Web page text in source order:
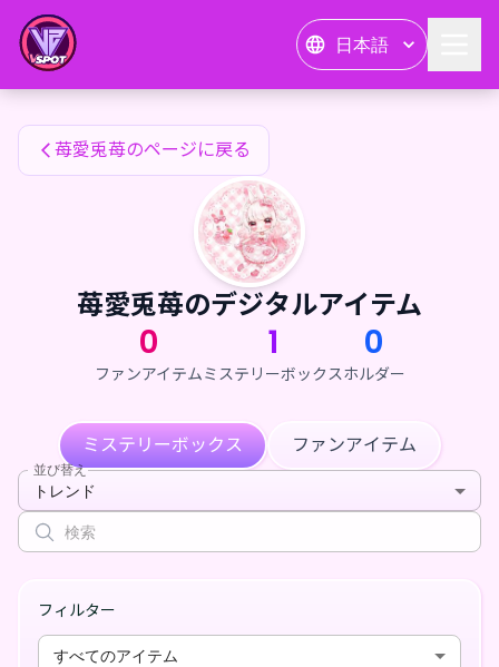
日本語
苺愛兎苺のファンアイテム
苺愛兎苺のページに戻る
苺愛兎苺のデジタルアイテム
0
ファンアイテム
1
ミステリーボックス
0
ホルダー
ミステリーボックス ファンアイテム
並び替え
トレンド
フィルター
すべてのアイテム
苺愛兎苺のファンアイテム — 24karat